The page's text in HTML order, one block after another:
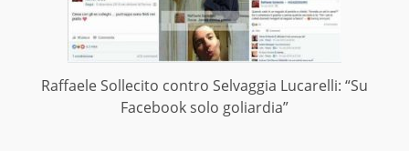
Raffaele Sollecito contro Selvaggia Lucarelli: “Su
Facebook solo goliardia”